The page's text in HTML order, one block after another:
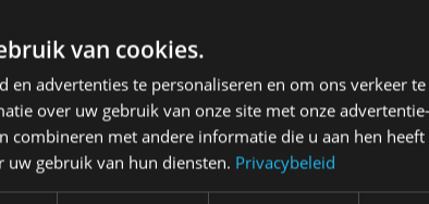
editie van de International
Je geniet er onder meer
tickets met een leuke extra
van cookies.
en advertenties te personaliseren en om ons verkeer te
over uw gebruik van onze site met onze
combineren met andere informatie die u aan hen
gebruik van hun diensten. Privacybeleid